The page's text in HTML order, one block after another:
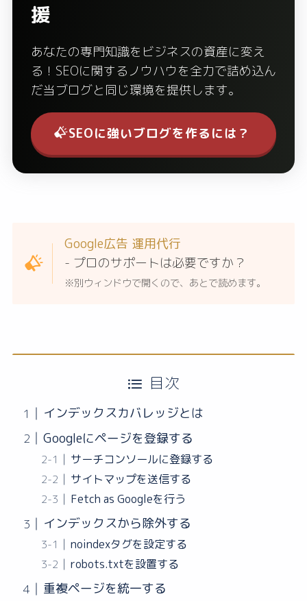
援
あなたの専門知識をビジネスの資産に変え
る！SEOに関するノウハウを全力で詰め込ん
だ当ブログと同じ環境を提供します。
SEOに強いブログを作るには？
Google広告 運用代行
- プロのサポートは必要ですか？
※別ウィンドウで開くので、あとで読めます。
目次
インデックスカバレッジとは
Googleにページを登録する
サーチコンソールに登録する
サイトマップを送信する
Fetch as Googleを行う
インデックスから除外する
noindexタグを設定する
robots.txtを設置する
重複ページを統一する